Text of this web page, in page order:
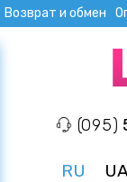
Возврат и обмен
(095)
RU